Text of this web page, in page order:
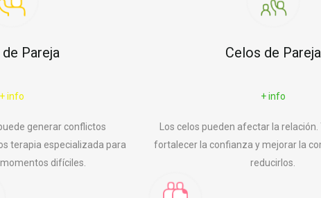
Pareja
+ info
generar conflictos
terapia especializada para
difíciles.
Celos de Pareja
+ info
Los celos pueden afectar la
fortalecer la confianza y mejorar la
reducirlos.